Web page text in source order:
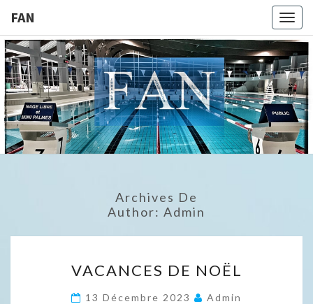
FAN
FAN
Archives De
Author: Admin
DE
NOËL
VACANCES DE NOËL
13 Décembre 2023 Admin